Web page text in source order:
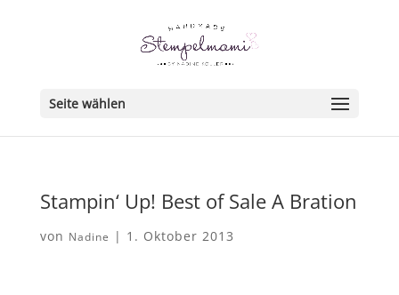
Seite wählen
Stampin‘ Up! Best of Sale A Bration
von Nadine | 1. Oktober 2013